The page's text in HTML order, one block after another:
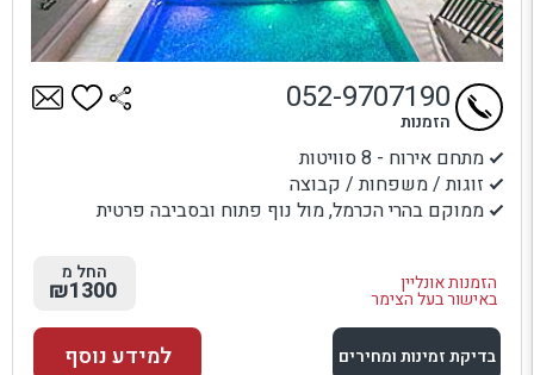
מתחם אירוח - 8 סוויטות
זוגות / משפחות / קבוצה
ממוקם בהרי הכרמל, מול נוף פתוח ובסביבה פרטית
הזמנות אונליין
באישור בעל הצימר
052-9707190
הזמנות
החל מ
₪1300
בדיקת זמינות ומחירים למידע נוסף